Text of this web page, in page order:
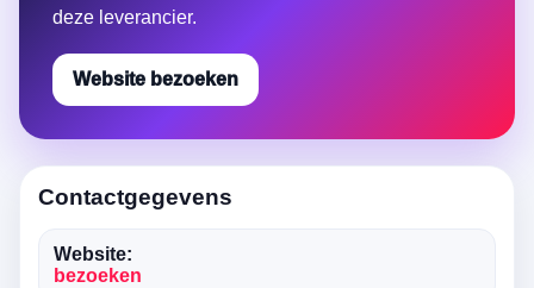
deze leverancier.
Website bezoeken
Contactgegevens
Website:
bezoeken